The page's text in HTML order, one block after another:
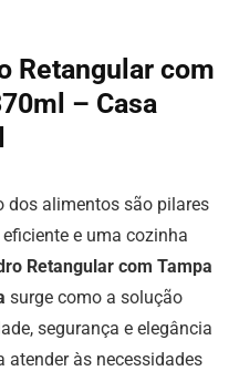
Retangular com
– Casa
dos alimentos são pilares
e uma cozinha
Retangular com Tampa
surge como a solução
segurança e elegância
atender às necessidades